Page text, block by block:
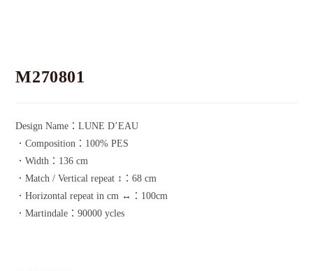
M270801
Design Name：LUNE D’EAU
．Composition：100% PES
．Width：136 cm
．Match / Vertical repeat ↕：68 cm
．Horizontal repeat in cm ↔：100cm
．Martindale：90000 ycles